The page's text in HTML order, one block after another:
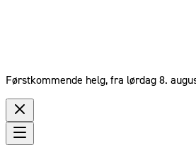
Førstkommende helg, fra lørdag 8.